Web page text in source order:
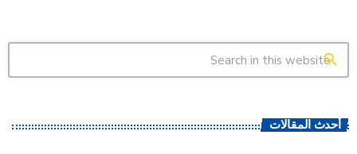
search
أحدث المقالات